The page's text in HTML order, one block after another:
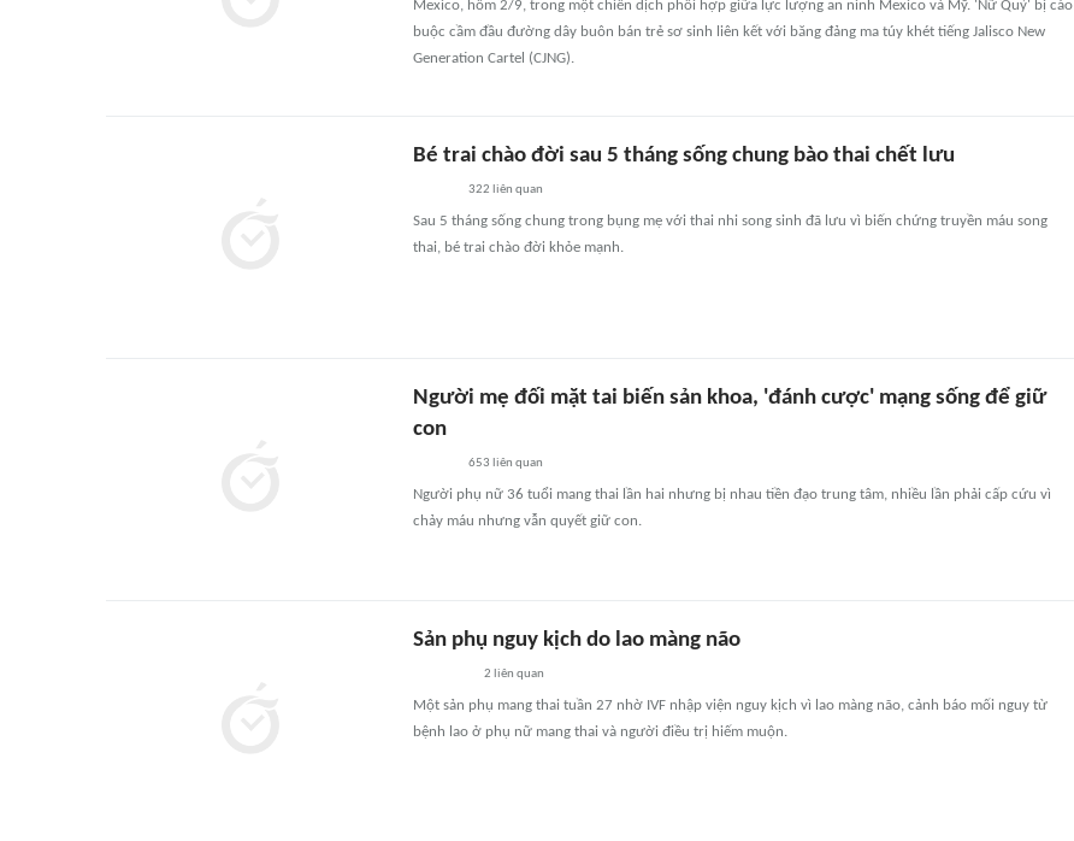
Mexico, hôm 2/9, trong một chiến dịch phối hợp giữa lực lượng an ninh Mexico và Mỹ. 'Nữ Quỷ' bị cáo
buộc cầm đầu đường dây buôn bán trẻ sơ sinh liên kết với băng đảng ma túy khét tiếng Jalisco New
Generation Cartel (CJNG).
Bé trai chào đời sau 5 tháng sống chung bào thai chết lưu
322 liên quan
Sau 5 tháng sống chung trong bụng mẹ với thai nhi song sinh đã lưu vì biến chứng truyền máu song
thai, bé trai chào đời khỏe mạnh.
Người mẹ đối mặt tai biến sản khoa, 'đánh cược' mạng sống để giữ
con
653 liên quan
Người phụ nữ 36 tuổi mang thai lần hai nhưng bị nhau tiền đạo trung tâm, nhiều lần phải cấp cứu vì
chảy máu nhưng vẫn quyết giữ con.
Sản phụ nguy kịch do lao màng não
2 liên quan
Một sản phụ mang thai tuần 27 nhờ IVF nhập viện nguy kịch vì lao màng não, cảnh báo mối nguy từ
bệnh lao ở phụ nữ mang thai và người điều trị hiếm muộn.